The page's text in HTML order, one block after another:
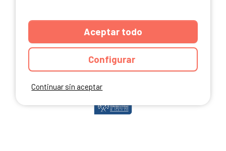
Continuar sin aceptar
Aceptar todo
Configurar